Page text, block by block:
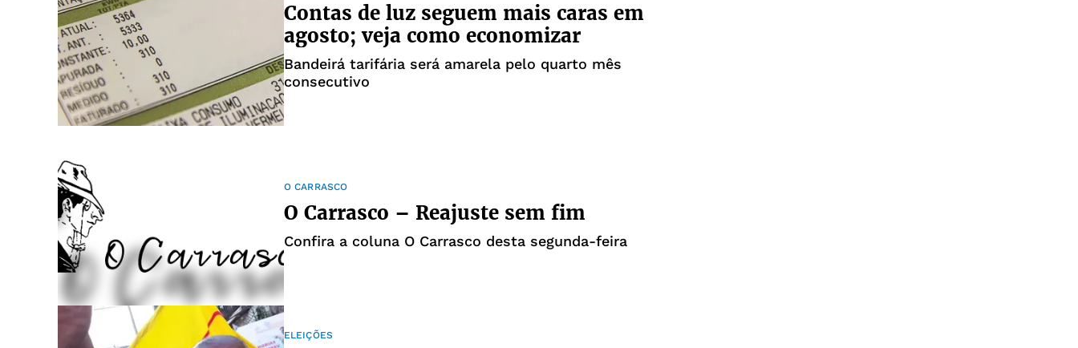
Contas de luz seguem mais caras em
agosto; veja como economizar
Bandeirá tarifária será amarela pelo quarto mês
consecutivo
O CARRASCO
O Carrasco – Reajuste sem fim
Confira a coluna O Carrasco desta segunda-feira
ELEIÇÕES